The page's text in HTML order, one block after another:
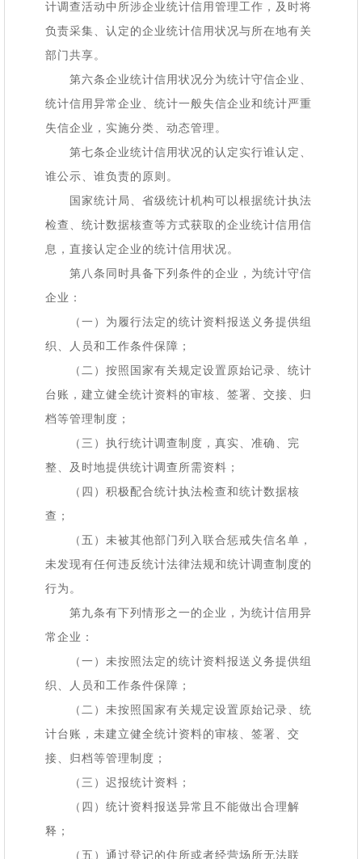
计调查活动中所涉企业统计信用管理工作，及时将
负责采集、认定的企业统计信用状况与所在地有关
部门共享。
第六条企业统计信用状况分为统计守信企业、
统计信用异常企业、统计一般失信企业和统计严重
失信企业，实施分类、动态管理。
第七条企业统计信用状况的认定实行谁认定、
谁公示、谁负责的原则。
国家统计局、省级统计机构可以根据统计执法
检查、统计数据核查等方式获取的企业统计信用信
息，直接认定企业的统计信用状况。
第八条同时具备下列条件的企业，为统计守信
企业：
（一）为履行法定的统计资料报送义务提供组
织、人员和工作条件保障；
（二）按照国家有关规定设置原始记录、统计
台账，建立健全统计资料的审核、签署、交接、归
档等管理制度；
（三）执行统计调查制度，真实、准确、完
整、及时地提供统计调查所需资料；
（四）积极配合统计执法检查和统计数据核
查；
（五）未被其他部门列入联合惩戒失信名单，
未发现有任何违反统计法律法规和统计调查制度的
行为。
第九条有下列情形之一的企业，为统计信用异
常企业：
（一）未按照法定的统计资料报送义务提供组
织、人员和工作条件保障；
（二）未按照国家有关规定设置原始记录、统
计台账，未建立健全统计资料的审核、签署、交
接、归档等管理制度；
（三）迟报统计资料；
（四）统计资料报送异常且不能做出合理解
释；
（五）通过登记的住所或者经营场所无法联